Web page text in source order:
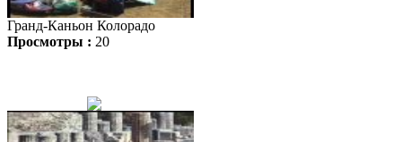
Гранд-Каньон Колорадо
Просмотры : 20